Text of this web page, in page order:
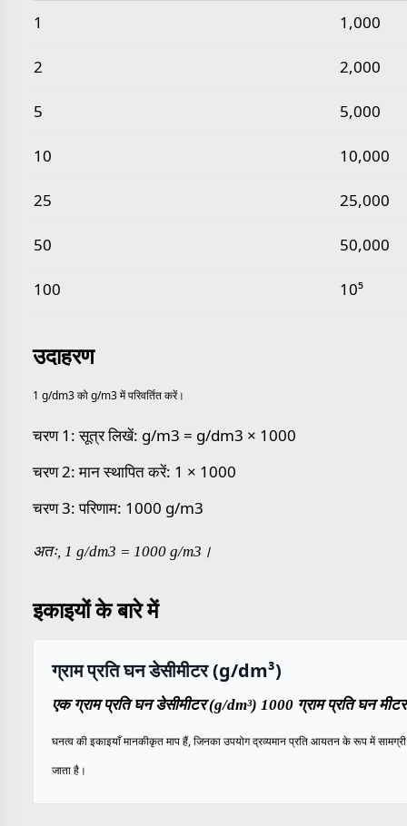
सामान्य ग्राम प्रति घन डेसीमीटर से ग्राम प्रति घन मीटर मान
1 1,000
2 2,000
5 5,000
10 10,000
25 25,000
50 50,000
100 10⁵
उदाहरण
1 g/dm3 को g/m3 में परिवर्तित करें।
चरण 1: सूत्र लिखें: g/m3 = g/dm3 × 1000
चरण 2: मान स्थापित करें: 1 × 1000
चरण 3: परिणाम: 1000 g/m3
अतः, 1 g/dm3 = 1000 g/m3।
इकाइयों के बारे में
ग्राम प्रति घन डेसीमीटर (g/dm³)
एक ग्राम प्रति घन डेसीमीटर (g/dm³) 1000 ग्राम प्रति घन
घनत्व की इकाइयाँ मानकीकृत माप हैं, जिनका उपयोग द्रव्यमान प्रति आयतन के रूप में
जाता है।